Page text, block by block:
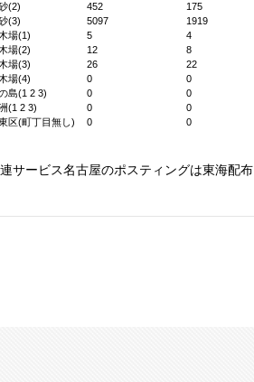
(2) 452 175
(3) 5097 1919
場(1) 5 4
場(2) 12 8
場(3) 26 22
場(4) 0 0
島(1 2 3) 0 0
(1 2 3) 0 0
区(町丁目無し) 0 0
サービス名古屋のポスティングは東海配布